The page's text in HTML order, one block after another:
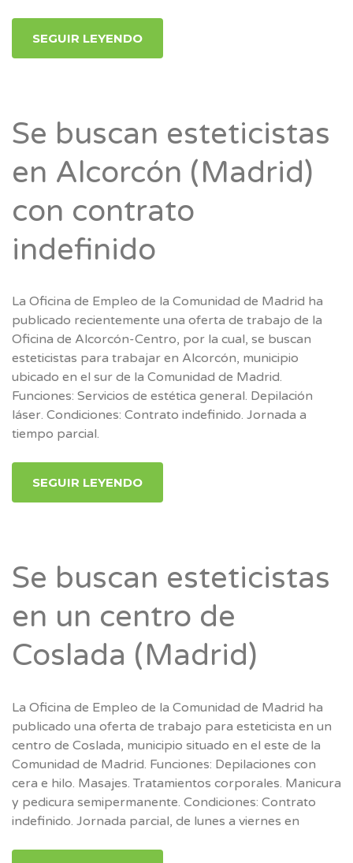
SEGUIR LEYENDO
Se buscan esteticistas
en Alcorcón (Madrid)
con contrato
indefinido
La Oficina de Empleo de la Comunidad de Madrid ha
publicado recientemente una oferta de trabajo de la
Oficina de Alcorcón-Centro, por la cual, se buscan
esteticistas para trabajar en Alcorcón, municipio
ubicado en el sur de la Comunidad de Madrid.
Funciones: Servicios de estética general. Depilación
láser. Condiciones: Contrato indefinido. Jornada a
tiempo parcial.
SEGUIR LEYENDO
Se buscan esteticistas
en un centro de
Coslada (Madrid)
La Oficina de Empleo de la Comunidad de Madrid ha
publicado una oferta de trabajo para esteticista en un
centro de Coslada, municipio situado en el este de la
Comunidad de Madrid. Funciones: Depilaciones con
cera e hilo. Masajes. Tratamientos corporales. Manicura
y pedicura semipermanente. Condiciones: Contrato
indefinido. Jornada parcial, de lunes a viernes en